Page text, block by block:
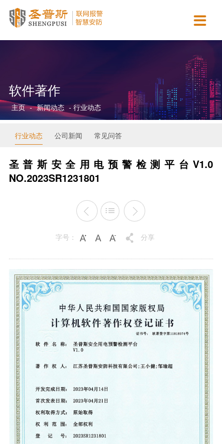
主营业务
智慧消防运营服务
智慧安防运营服务
智慧用电运营服务
保安派遣服务
智慧城市
智慧医疗
智慧金融
智慧司法
智慧公安
智慧交通
智慧市政
新闻动态
行业动态
常见问答
合作案例
政府机关
园区工厂
平安校园
资质认证
营业执照
协会认证
专利软著
关于我们
公司简介
团队介绍
发展历程
招贤纳士
联系我们

软件著作
主页 - 新闻动态 - 行业动态
行业动态 公司新闻 常见问答
圣普斯安全用电预警检测平台V1.0
NO.2023SR1231801
字号： 分享